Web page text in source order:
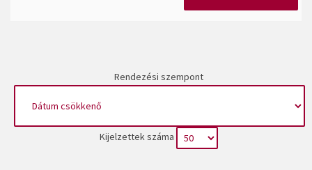
Rendezési szempont
Kijelzettek száma